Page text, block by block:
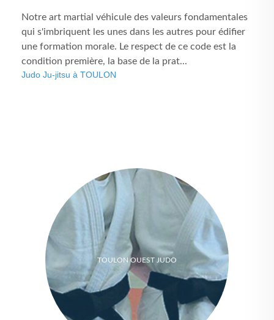
Notre art martial véhicule des valeurs fondamentales
qui s'imbriquent les unes dans les autres pour édifier
une formation morale. Le respect de ce code est la
condition première, la base de la prat...
Judo Ju-jitsu à TOULON
TOULON OUEST JUDO